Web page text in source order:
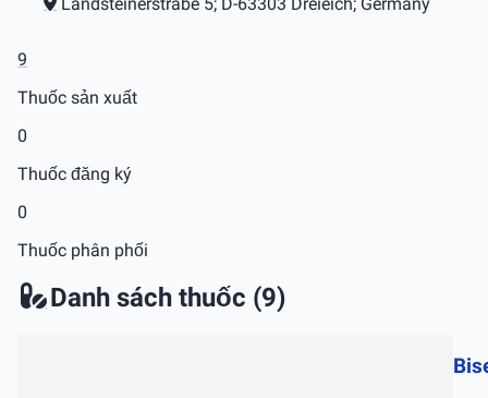
9
Thuốc sản xuất
0
Thuốc đăng ký
0
Thuốc phân phối
Danh sách thuốc (9)